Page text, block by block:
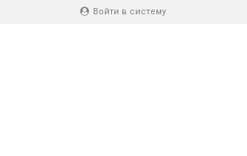
Войти в систему